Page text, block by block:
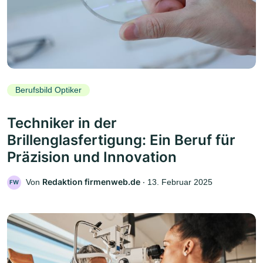
Berufsbild Optiker
Techniker in der
Brillenglasfertigung: Ein Beruf für
Präzision und Innovation
FW Von Redaktion firmenweb.de ‧ 13. Februar 2025